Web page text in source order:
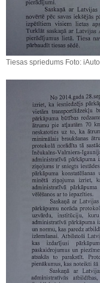
Tiesas spriedums Foto: iAuto